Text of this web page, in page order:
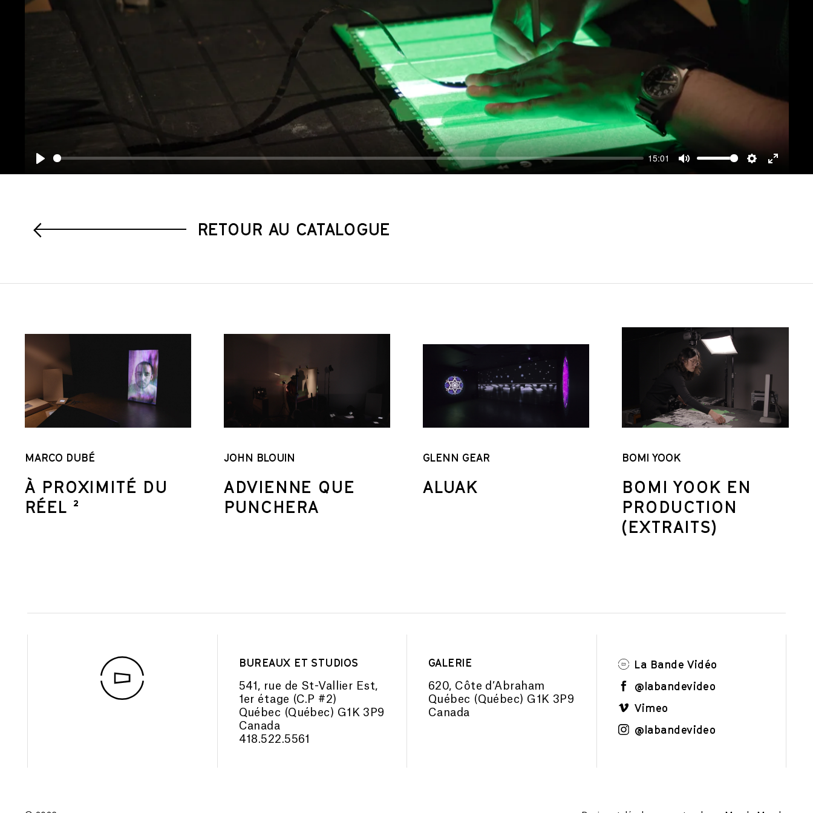
Play
15:01
Mute Settings
Enter
RETOUR AU CATALOGUE
MARCO DUBÉ
À PROXIMITÉ DU
RÉEL ²
JOHN BLOUIN
ADVIENNE QUE
PUNCHERA
GLENN GEAR
ALUAK
BOMI YOOK
BOMI YOOK EN
PRODUCTION
(EXTRAITS)
BUREAUX ET STUDIOS
541, rue de St-Vallier Est,
1er étage (C.P #2)
Québec (Québec) G1K 3P9
Canada
418.522.5561
GALERIE
620, Côte d’Abraham
Québec (Québec) G1K 3P9
Canada
La Bande Vidéo
@labandevideo
Vimeo
@labandevideo